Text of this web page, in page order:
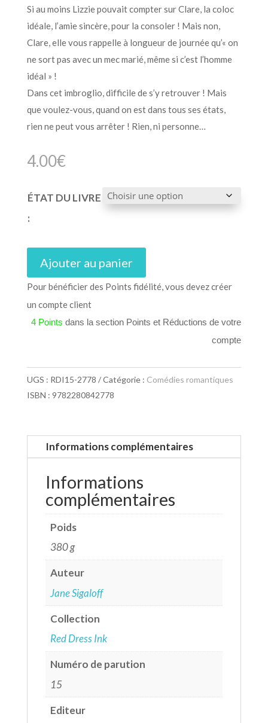
Si au moins Lizzie pouvait compter sur Clare, la coloc
idéale, l’amie sincère, pour la consoler ! Mais non,
Clare, elle vous rappelle à longueur de journée qu’« on
ne sort pas avec un mec marié, même si c’est l’homme
idéal » !
Dans cet imbroglio, difficile de s’y retrouver ! Mais
que voulez-vous, quand on est dans tous ses états,
rien ne peut vous arrêter ! Rien, ni personne…
4.00€
ÉTAT DU LIVRE
:
Ajouter au panier
Pour bénéficier des Points fidélité, vous devez créer
un compte client
4 Points dans la section Points et Réductions de votre
compte
UGS : RDI15-2778 Catégorie : Comédies romantiques
ISBN : 9782280842778
Informations complémentaires
Informations
complémentaires
Poids
380 g
Auteur
Jane Sigaloff
Collection
Red Dress Ink
Numéro de parution
15
Editeur